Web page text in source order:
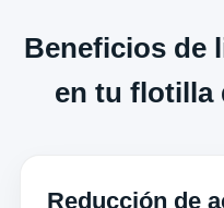
Beneficios de
en tu flotilla
Reducción de